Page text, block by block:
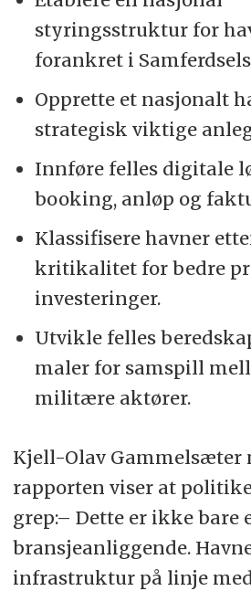
styringsstruktur for
forankret i
Opprette et nasjonalt
strategisk viktige
Innføre felles digitale
booking, anløp og
Klassifisere havner
kritikalitet for bedre
investeringer.
Utvikle felles
maler for samspill
militære aktører.
Kjell-Olav Gammelsæter
rapporten viser at
grep:– Dette er ikke bare
bransjeanliggende.
infrastruktur på linje